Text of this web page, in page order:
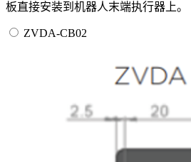
板直接安装到机器人末端执行器上。
ZVDA-CB02